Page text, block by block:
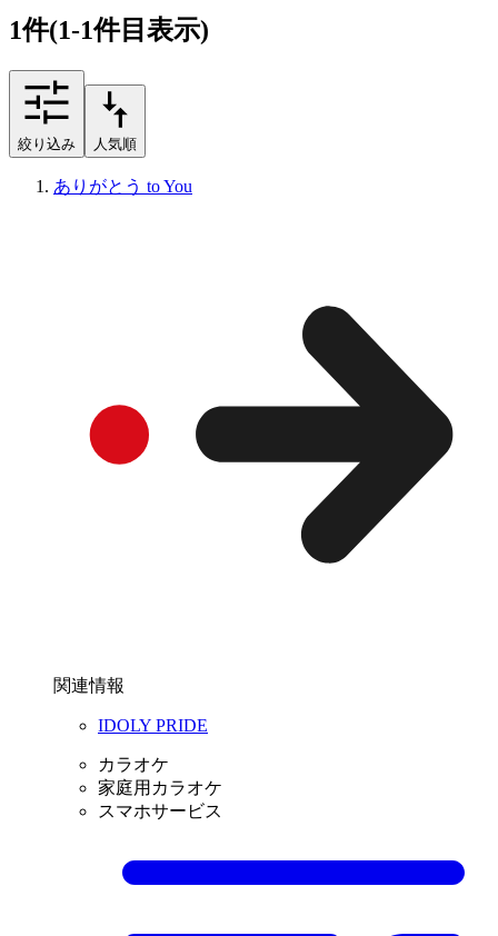
1件(1-1件目表示)
絞り込み 人気順
ありがとう to You
関連情報
IDOLY PRIDE
カラオケ
家庭用カラオケ
スマホサービス